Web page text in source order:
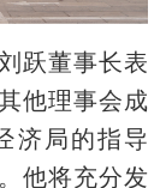
跃董事长表
他理事会成
济局的指导
他将充分发